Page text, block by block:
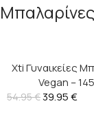
Μπαλαρίνες
Xti Γυναικείες
Vegan –
54.95€39.95€